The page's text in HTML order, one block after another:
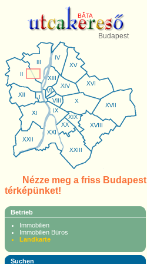
BĂTA
Budapest
Nézze meg a friss Budapest
térképünket!
Betrieb
Immobilien
Immobilien Büros
Landkarte
Suchen